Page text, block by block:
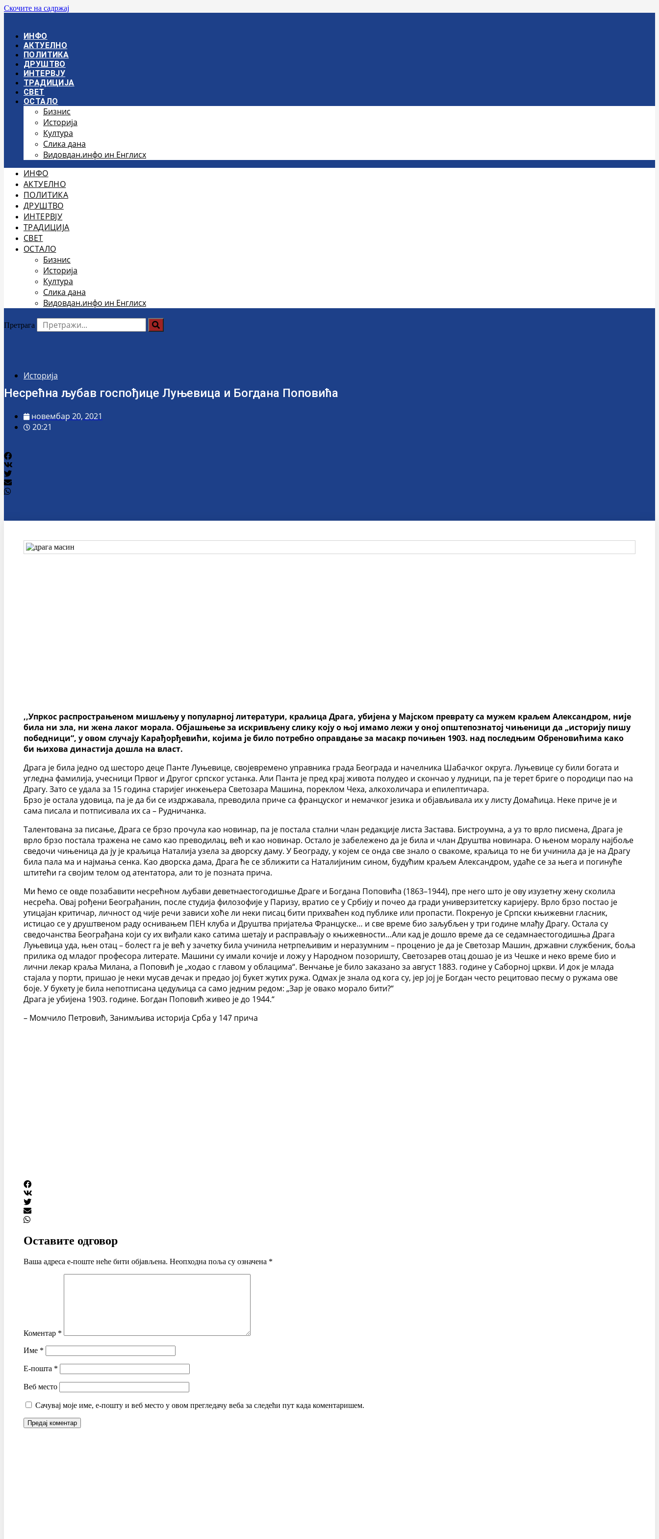
Скочите на садржај
ИНФО
АКТУЕЛНО
ПОЛИТИКА
ДРУШТВО
ИНТЕРВЈУ
ТРАДИЦИЈА
СВЕТ
ОСТАЛО
Бизнис
Историја
Култура
Слика дана
Видовдан.инфо ин Енглисх
ИНФО
АКТУЕЛНО
ПОЛИТИКА
ДРУШТВО
ИНТЕРВЈУ
ТРАДИЦИЈА
СВЕТ
ОСТАЛО
Бизнис
Историја
Култура
Слика дана
Видовдан.инфо ин Енглисх
Претрага
Историја
Несрећна љубав госпођице Луњевица и Богдана Поповића
новембар 20, 2021
20:21
,,Упркос распрострањеном мишљењу у популарној литератури, краљица Драга, убијена у Мајском преврату са мужем краљем Александром, није
била ни зла, ни жена лаког морала. Објашњење за искривљену слику коју о њој имамо лежи у оној општепознатој чињеници да „историју пишу
победници“, у овом случају Карађорђевићи, којима је било потребно оправдање за масакр почињен 1903. над последњим Обреновићима како
би њихова династија дошла на власт.
Драга је била једно од шесторо деце Панте Луњевице, својевремено управника града Београда и начелника Шабачког округа. Луњевице су били богата и
угледна фамилија, учесници Првог и Другог српског устанка. Али Панта је пред крај живота полудео и скончао у лудници, па је терет бриге о породици пао на
Драгу. Зато се удала за 15 година старијег инжењера Светозара Машина, пореклом Чеха, алкохоличара и епилептичара.
Брзо је остала удовица, па је да би се издржавала, преводила приче са француског и немачког језика и објављивала их у листу Домаћица. Неке приче је и
сама писала и потписивала их са – Рудничанка.
Талентована за писање, Драга се брзо прочула као новинар, па је постала стални члан редакције листа Застава. Бистроумна, а уз то врло писмена, Драга је
врло брзо постала тражена не само као преводилац, већ и као новинар. Остало је забележено да је била и члан Друштва новинара. О њеном моралу најбоље
сведочи чињеница да ју је краљица Наталија узела за дворску даму. У Београду, у којем се онда све знало о свакоме, краљица то не би учинила да је на Драгу
била пала ма и најмања сенка. Као дворска дама, Драга ће се зближити са Наталијиним сином, будућим краљем Александром, удаће се за њега и погинуће
штитећи га својим телом од атентатора, али то је позната прича.
Ми ћемо се овде позабавити несрећном љубави деветнаестогодишње Драге и Богдана Поповића (1863–1944), пре него што је ову изузетну жену сколила
несрећа. Овај рођени Београђанин, после студија филозофије у Паризу, вратио се у Србију и почео да гради универзитетску каријеру. Врло брзо постао је
утицајан критичар, личност од чије речи зависи хоће ли неки писац бити прихваћен код публике или пропасти. Покренуо је Српски књижевни гласник,
истицао се у друштвеном раду оснивањем ПЕН клуба и Друштва пријатеља Француске… и све време био заљубљен у три године млађу Драгу. Остала су
сведочанства Београђана који су их виђали како сатима шетају и расправљају о књижевности…Али кад је дошло време да се седамнаестогодишња Драга
Луњевица уда, њен отац – болест га је већ у зачетку била учинила нетрпељивим и неразумним – проценио је да је Светозар Машин, државни службеник, боља
прилика од младог професора литерате. Машини су имали кочије и ложу у Народном позоришту, Светозарев отац дошао је из Чешке и неко време био и
лични лекар краља Милана, а Поповић је „ходао с главом у облацима“. Венчање је било заказано за август 1883. године у Саборној цркви. И док је млада
стајала у порти, пришао је неки мусав дечак и предао јој букет жутих ружа. Одмах је знала од кога су, јер јој је Богдан често рецитовао песму о ружама ове
боје. У букету је била непотписана цедуљица са само једним редом: „Зар је овако морало бити?“
Драга је убијена 1903. године. Богдан Поповић живео је до 1944.“
– Момчило Петровић, Занимљива историја Срба у 147 прича
Оставите одговор
Ваша адреса е-поште неће бити објављена. Неопходна поља су означена *
Коментар *
Име *
Е-пошта *
Веб место
Сачувај моје име, е-пошту и веб место у овом прегледачу веба за следећи пут када коментаришем.